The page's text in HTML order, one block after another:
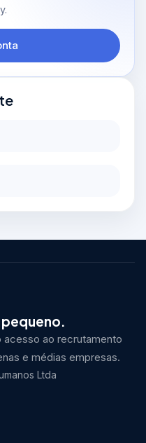
ao recrutamento
e médias empresas.
Ltda